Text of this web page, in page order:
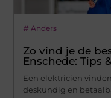
Anders
Zo vind je de
Enschede: Tips
Een elektricien
deskundig en